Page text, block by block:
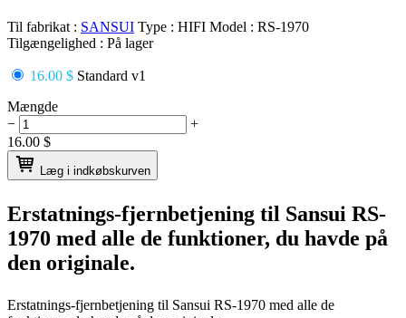
Til fabrikat : SANSUI Type : HIFI Model : RS-1970
Tilgængelighed : På lager
16.00 $ Standard v1
Mængde
−
+
16.00 $
Læg i indkøbskurven
Erstatnings-fjernbetjening til Sansui RS-
1970 med alle de funktioner, du havde på
den originale.
Erstatnings-fjernbetjening til Sansui RS-1970 med alle de